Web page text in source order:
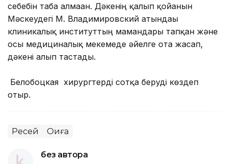
себебін таба алмаған. Дәкенің қалып қойғанын
Мәскеудегі М. Владимировский атындағы
клиникалық институттың мамандары тапқан және
осы медициналық мекемеде әйелге ота жасап,
дәкені алып тастады.
Белобоцкая хирургтерді сотқа беруді көздеп
отыр.
Ресей Оқиға
без автора